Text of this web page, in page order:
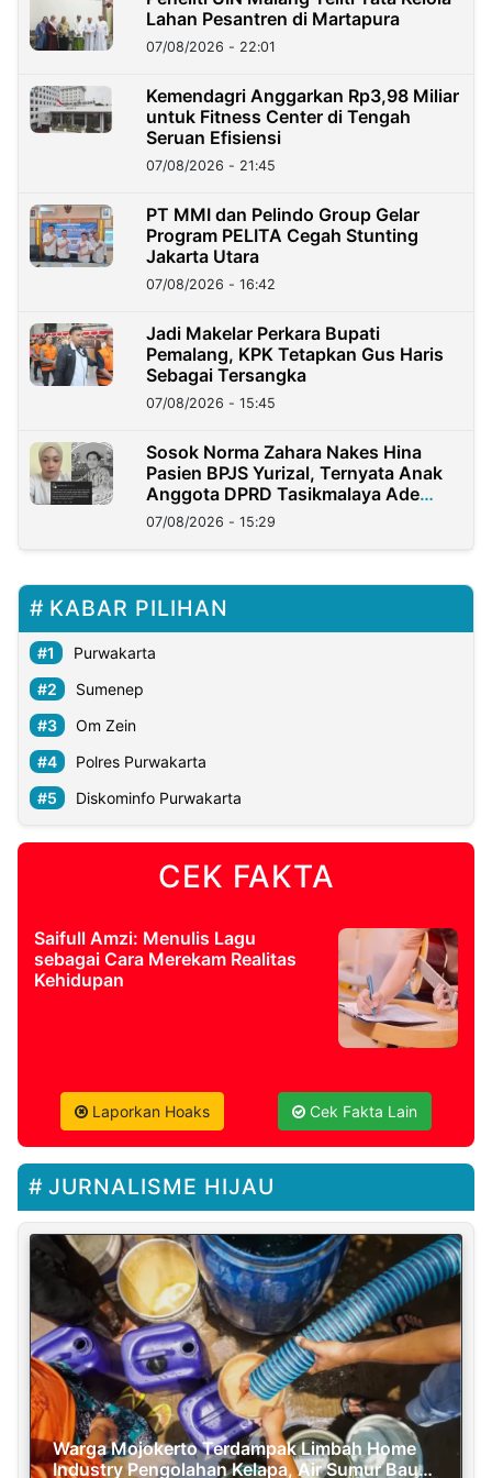
Lahan Pesantren di Martapura
07/08/2026 - 22:01
Kemendagri Anggarkan Rp3,98 Miliar
untuk Fitness Center di Tengah
Seruan Efisiensi
07/08/2026 - 21:45
PT MMI dan Pelindo Group Gelar
Program PELITA Cegah Stunting
Jakarta Utara
07/08/2026 - 16:42
Jadi Makelar Perkara Bupati
Pemalang, KPK Tetapkan Gus Haris
Sebagai Tersangka
07/08/2026 - 15:45
Sosok Norma Zahara Nakes Hina
Pasien BPJS Yurizal, Ternyata Anak
Anggota DPRD Tasikmalaya Ade
Lukman
07/08/2026 - 15:29
KABAR PILIHAN
Purwakarta
Sumenep
Om Zein
Polres Purwakarta
Diskominfo Purwakarta
CEK FAKTA
Saifull Amzi: Menulis Lagu
sebagai Cara Merekam Realitas
Kehidupan
Laporkan Hoaks Cek Fakta Lain
JURNALISME HIJAU
Warga Mojokerto Terdampak Limbah Home
Industry Pengolahan Kelapa, Air Sumur Bau